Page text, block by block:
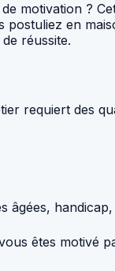
motivation ?
en
réussite.
requiert des
âgées,
êtes motivé